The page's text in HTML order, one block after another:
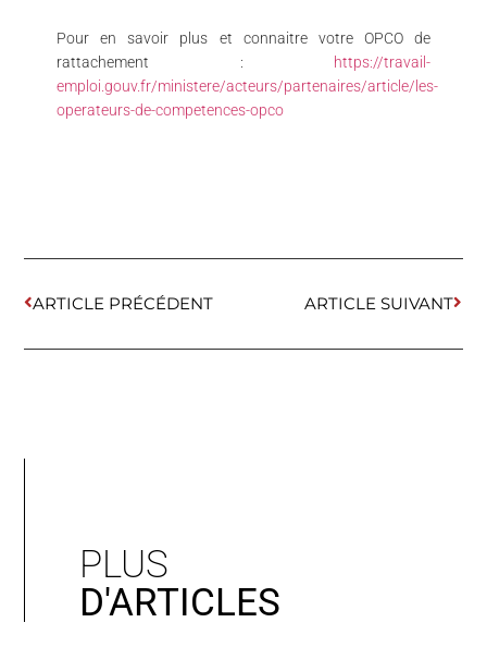
Pour en savoir plus et connaitre votre OPCO de
rattachement : https://travail-
emploi.gouv.fr/ministere/acteurs/partenaires/article/les-
operateurs-de-competences-opco
ARTICLE PRÉCÉDENT ARTICLE SUIVANT
PLUS
D'ARTICLES